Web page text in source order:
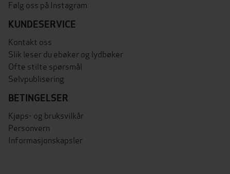
Følg oss på Instagram
KUNDESERVICE
Kontakt oss
Slik leser du ebøker og lydbøker
Ofte stilte spørsmål
Selvpublisering
BETINGELSER
Kjøps- og bruksvilkår
Personvern
Informasjonskapsler